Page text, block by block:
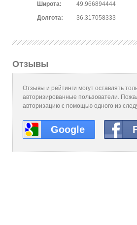
Широта:
49.966894444
Долгота:
36.317058333
Отзывы
Отзывы и рейтинги могут оставлять
авторизированные пользователи.
авторизацию с помощью одного из
Google